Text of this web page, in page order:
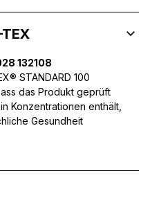
132108
STANDARD 100
das Produkt geprüft
Konzentrationen enthält,
Gesundheit